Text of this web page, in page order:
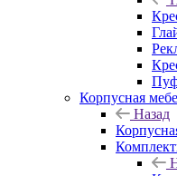
Корпусная
Назад